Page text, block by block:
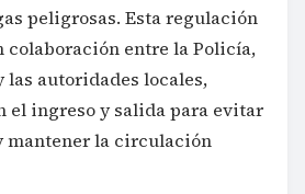
peligrosas. Esta regulación
colaboración entre la Policía,
autoridades locales,
el ingreso y salida para evitar
mantener la circulación